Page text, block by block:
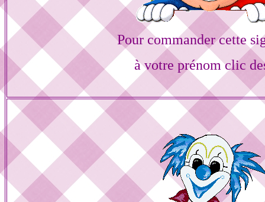
Pour commander cette
à votre prénom clic